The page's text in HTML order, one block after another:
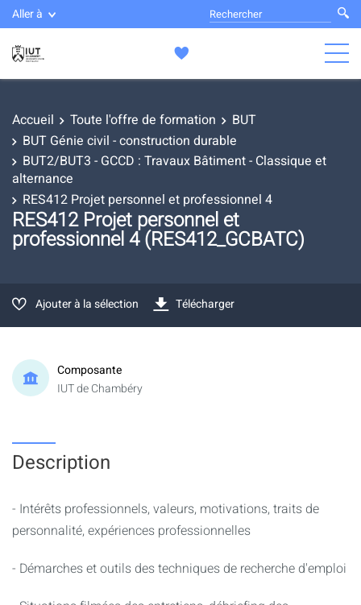
Aller à
Accueil Toute l'offre de formation
BUT
BUT Génie civil - construction durable
BUT2/BUT3 - GCCD : Travaux Bâtiment - Classique et
alternance
RES412 Projet personnel et professionnel 4
RES412 Projet personnel et
professionnel 4 (RES412_GCBATC)
Ajouter à la sélection Télécharger
Composante
IUT de Chambéry
Description
- Intérêts professionnels, valeurs, motivations, traits de
personnalité, expériences professionnelles
- Démarches et outils des techniques de recherche d'emploi